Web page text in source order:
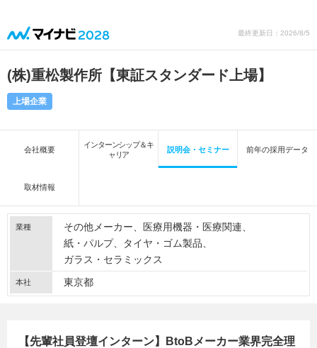
最終更新日：2026/8/5
(株)重松製作所【東証スタンダード上場】
上場企業
会社概要
インターンシップ＆キ
ャリア
説明会・セミナー 前年の採用データ
取材情報
業種 その他メーカー
医療用機器・医療関連
紙・パルプ
タイヤ・ゴム製品
ガラス・セラミックス
本社 東京都
【先輩社員登壇インターン】BtoBメーカー業界完全理